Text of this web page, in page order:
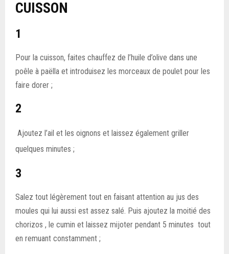
CUISSON
1
Pour la cuisson, faites chauffez de l’huile d’olive dans une
poêle à paëlla et introduisez les morceaux de poulet pour les
faire dorer ;
2
Ajoutez l’ail et les oignons et laissez également griller
quelques minutes ;
3
Salez tout légèrement tout en faisant attention au jus des
moules qui lui aussi est assez salé. Puis ajoutez la moitié des
chorizos , le cumin et laissez mijoter pendant 5 minutes tout
en remuant constamment ;